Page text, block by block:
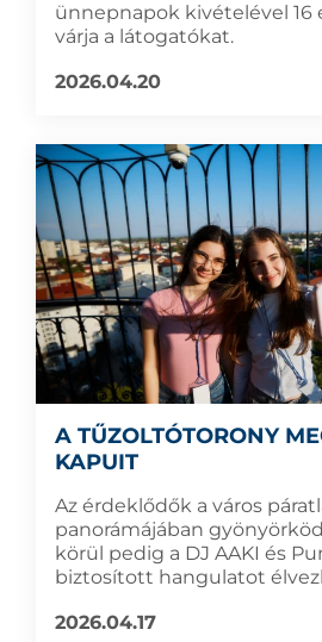
ünnepnapok kivételével 16
várja a látogatókat.
2026.04.20
A TŰZOLTÓTORONY
KAPUIT
Az érdeklődők a város
panorámájában
körül pedig a DJ AAKI és
biztosított hangulatot
2026.04.17